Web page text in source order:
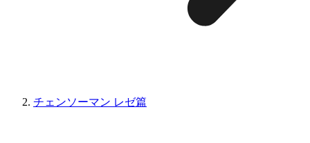
チェンソーマン レゼ篇